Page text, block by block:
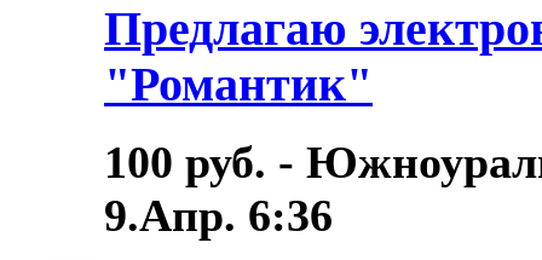
Предлагаю
"Романтик"
100 руб. -
9.Апр. 6:36